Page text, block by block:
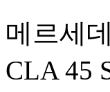
메르세
CLA 45